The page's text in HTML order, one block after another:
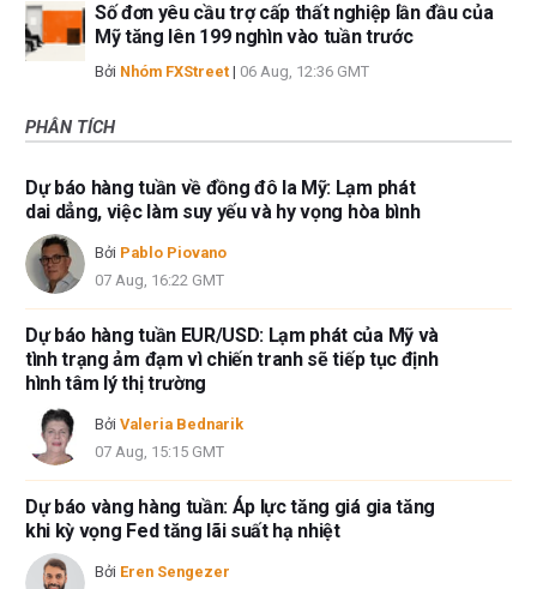
Số đơn yêu cầu trợ cấp thất nghiệp lần đầu của
Mỹ tăng lên 199 nghìn vào tuần trước
Bởi Nhóm FXStreet | 06 Aug, 12:36 GMT
PHÂN TÍCH
Dự báo hàng tuần về đồng đô la Mỹ: Lạm phát
dai dẳng, việc làm suy yếu và hy vọng hòa bình
Bởi Pablo Piovano
07 Aug, 16:22 GMT
Dự báo hàng tuần EUR/USD: Lạm phát của Mỹ và
tình trạng ảm đạm vì chiến tranh sẽ tiếp tục định
hình tâm lý thị trường
Bởi Valeria Bednarik
07 Aug, 15:15 GMT
Dự báo vàng hàng tuần: Áp lực tăng giá gia tăng
khi kỳ vọng Fed tăng lãi suất hạ nhiệt
Bởi Eren Sengezer